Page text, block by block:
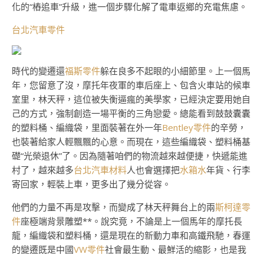
化的“樁追車”升級，進一個步驟化解了電車返鄉的充電焦慮。
台北汽車零件
時代的變遷還福斯零件躲在良多不起眼的小細節里。上一個馬
年，您留意了沒，摩托年夜軍的車后座上、包含火車站的候車
室里，林天秤，這位被失衡逼瘋的美學家，已經決定要用她自
己的方式，強制創造一場平衡的三角戀愛。總能看到鼓鼓囊囊
的塑料桶、編織袋，里面裝著在外一年Bentley零件的辛勞，
也裝著給家人輕飄飄的心意。而現在，這些編織袋、塑料桶基
礎“光榮退休”了。因為隨著咱們的物流越來越便捷，快遞能進
村了，越來越多台北汽車材料人也會選擇把水箱水年貨、行李
寄回家，輕裝上車，更多出了幾分從容。
他們的力量不再是攻擊，而變成了林天秤舞台上的兩斯柯達零
件座極端背景雕塑**。說究竟，不論是上一個馬年的摩托長
龍，編織袋和塑料桶，還是現在的新動力車和高鐵飛馳，春運
的變遷既是中國VW零件社會最生動、最鮮活的縮影，也是我